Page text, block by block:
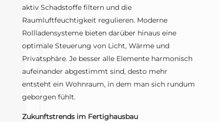
aktiv Schadstoffe filtern und die
Raumluftfeuchtigkeit regulieren. Moderne
Rollladensysteme bieten darüber hinaus eine
optimale Steuerung von Licht, Wärme und
Privatsphäre. Je besser alle Elemente harmonisch
aufeinander abgestimmt sind, desto mehr
entsteht ein Wohnraum, in dem man sich rundum
geborgen fühlt.
Zukunftstrends im Fertighausbau